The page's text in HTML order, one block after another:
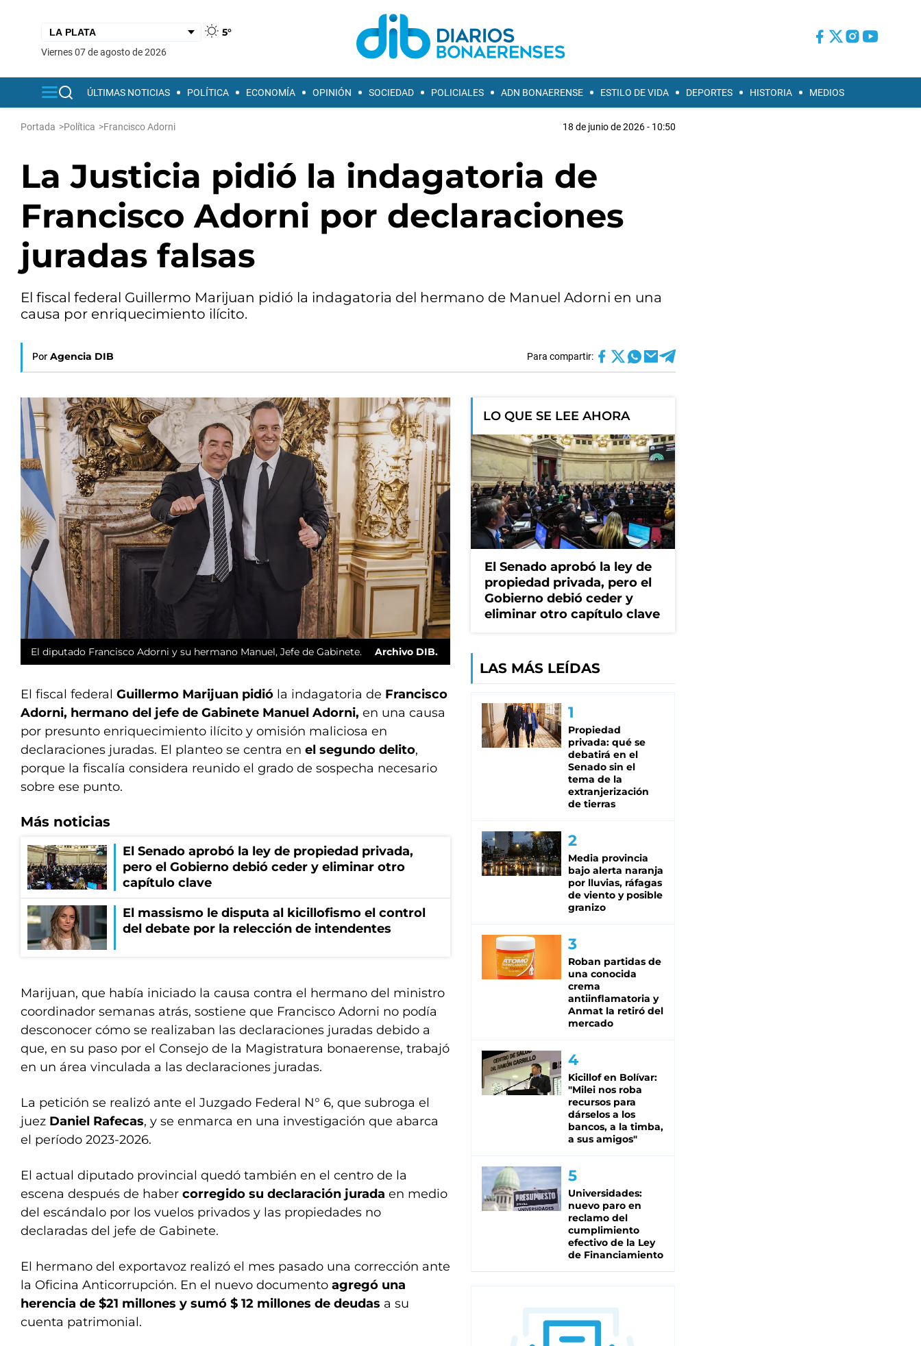
5°
viernes 07 de agosto de 2026
ÚLTIMAS NOTICIAS POLÍTICA ECONOMÍA OPINIÓN SOCIEDAD POLICIALES ADN BONAERENSE ESTILO DE VIDA DEPORTES HISTORIA MEDIOS
Portada >Política >Francisco Adorni 18 de junio de 2026 - 10:50
La Justicia pidió la indagatoria de
Francisco Adorni por declaraciones
juradas falsas
El fiscal federal Guillermo Marijuan pidió la indagatoria del hermano de Manuel Adorni en una
causa por enriquecimiento ilícito.
Por Agencia DIB Para compartir:
El diputado Francisco Adorni y su hermano Manuel, Jefe de Gabinete. Archivo DIB.
El fiscal federal Guillermo Marijuan pidió la indagatoria de Francisco
Adorni, hermano del jefe de Gabinete Manuel Adorni, en una causa
por presunto enriquecimiento ilícito y omisión maliciosa en
declaraciones juradas. El planteo se centra en el segundo delito,
porque la fiscalía considera reunido el grado de sospecha necesario
sobre ese punto.
Más noticias
El Senado aprobó la ley de propiedad privada,
pero el Gobierno debió ceder y eliminar otro
capítulo clave
El massismo le disputa al kicillofismo el control
del debate por la relección de intendentes
Marijuan, que había iniciado la causa contra el hermano del ministro
coordinador semanas atrás, sostiene que Francisco Adorni no podía
desconocer cómo se realizaban las declaraciones juradas debido a
que, en su paso por el Consejo de la Magistratura bonaerense, trabajó
en un área vinculada a las declaraciones juradas.
La petición se realizó ante el Juzgado Federal N° 6, que subroga el
juez Daniel Rafecas, y se enmarca en una investigación que abarca
el período 2023-2026.
El actual diputado provincial quedó también en el centro de la
escena después de haber corregido su declaración jurada en medio
del escándalo por los vuelos privados y las propiedades no
declaradas del jefe de Gabinete.
El hermano del exportavoz realizó el mes pasado una corrección ante
la Oficina Anticorrupción. En el nuevo documento agregó una
herencia de $21 millones y sumó $ 12 millones de deudas a su
cuenta patrimonial.
LO QUE SE LEE AHORA
El Senado aprobó la ley de
propiedad privada, pero el
Gobierno debió ceder y
eliminar otro capítulo clave
LAS MÁS LEÍDAS
Propiedad
privada: qué se
debatirá en el
Senado sin el
tema de la
extranjerización
de tierras
Media provincia
bajo alerta naranja
por lluvias, ráfagas
de viento y posible
granizo
Roban partidas de
una conocida
crema
antiinflamatoria y
Anmat la retiró del
mercado
Kicillof en Bolívar:
"Milei nos roba
recursos para
dárselos a los
bancos, a la timba,
a sus amigos"
Universidades:
nuevo paro en
reclamo del
cumplimiento
efectivo de la Ley
de Financiamiento